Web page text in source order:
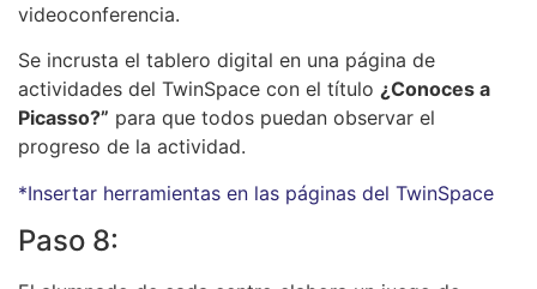
videoconferencia.
Se incrusta el tablero digital en una página de
actividades del TwinSpace con el título ¿Conoces a
Picasso?” para que todos puedan observar el
progreso de la actividad.
*Insertar herramientas en las páginas del TwinSpace
Paso 8: